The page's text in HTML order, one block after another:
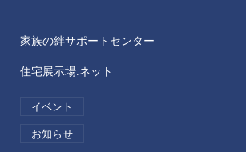
家族の絆サポートセンター
住宅展示場.ネット
イベント
お知らせ